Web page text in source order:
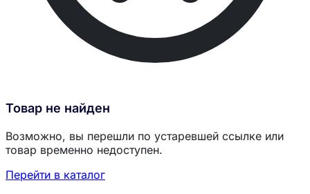
Товар не найден
Возможно, вы перешли по устаревшей ссылке или
товар временно недоступен.
Перейти в каталог
Загрузка товаров